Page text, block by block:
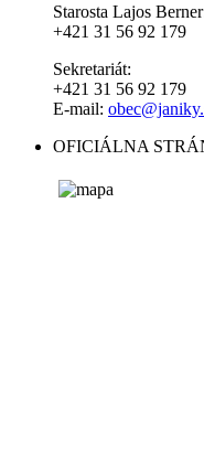
Starosta Lajos
+421 31 56 92 179
Sekretariát:
+421 31 56 92 179
E-mail:
OFICIÁLNA